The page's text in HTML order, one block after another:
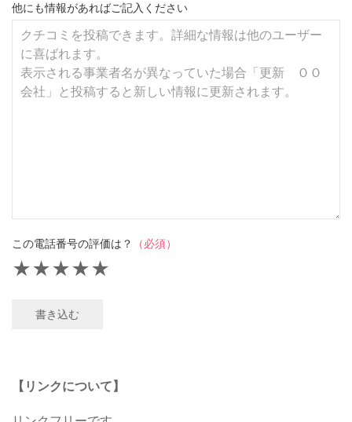
他にも情報があればご記入ください
この電話番号の評価は？ （必須）
★
★
★
★
★
書き込む
【リンクについて】